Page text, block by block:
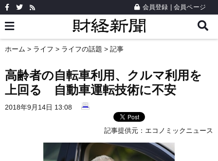
会員登録 会員ページ
ホーム > ライフ > ライフの話題 > 記事
高齢者の自転車利用、クルマ利用を
上回る 自動車運転技術に不安
2018年9月14日 13:08
記事提供元： エコノミックニュース